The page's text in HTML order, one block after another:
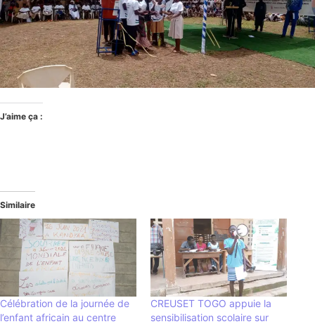
J’aime ça :
Similaire
Célébration de la journée de
l’enfant africain au centre
CREUSET TOGO appuie la
sensibilisation scolaire sur